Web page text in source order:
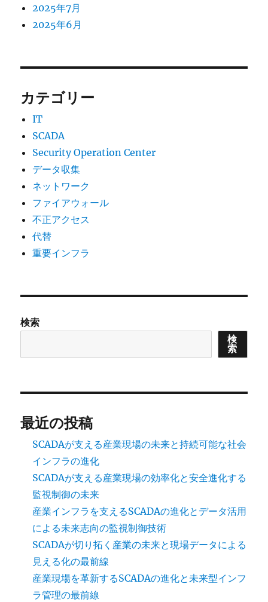
2025年7月
2025年6月
カテゴリー
IT
SCADA
Security Operation Center
データ収集
ネットワーク
ファイアウォール
不正アクセス
代替
重要インフラ
検索
検
索
最近の投稿
SCADAが支える産業現場の未来と持続可能な社会
インフラの進化
SCADAが支える産業現場の効率化と安全進化する
監視制御の未来
産業インフラを支えるSCADAの進化とデータ活用
による未来志向の監視制御技術
SCADAが切り拓く産業の未来と現場データによる
見える化の最前線
産業現場を革新するSCADAの進化と未来型インフ
ラ管理の最前線